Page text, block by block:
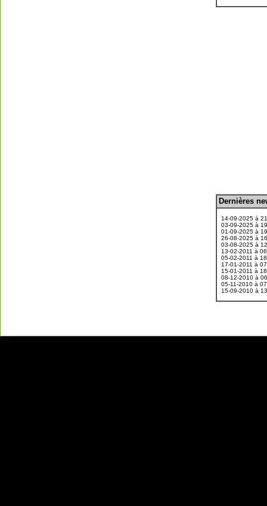
Dernières
14-09-2025 à
03-09-2025 à
01-09-2025 à
26-08-2025 à
03-08-2025 à
13-02-2011 à
05-02-2011 à
17-01-2011 à
15-01-2011 à
08-12-2010 à
05-11-2010 à
15-09-2010 à